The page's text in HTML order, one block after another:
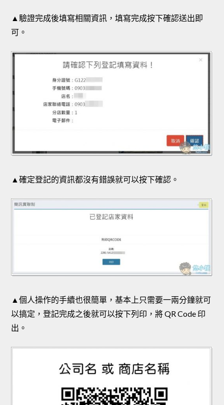
▲驗證完成後填寫相關資訊，填寫完成按下確認送出即
可。
▲確定登記的資訊都沒有錯誤就可以按下確認。
▲個人操作的手續也很簡單，基本上只需要一兩分鐘就可
以搞定，登記完成之後就可以按下列印，將 QR Code 印
出。